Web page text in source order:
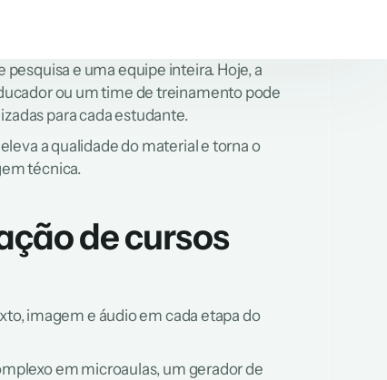
e uma equipe inteira. Hoje, a
ou um time de treinamento pode
para cada estudante.
a qualidade do material e torna o
técnica.
de cursos
imagem e áudio em cada etapa do
em microaulas, um gerador de